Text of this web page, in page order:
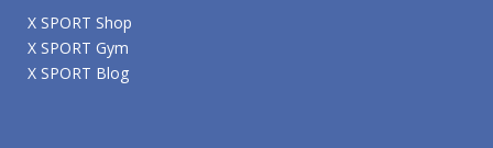
X SPORT Shop
X SPORT Gym
X SPORT Blog